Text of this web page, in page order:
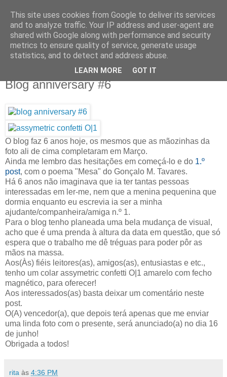
IN MY POCKET
all the things and people that i bring along with me everyday
Blog anniversary #6
O blog faz 6 anos hoje, os mesmos que as mãozinhas da
foto ali de cima completaram em Março.
Ainda me lembro das hesitações em começá-lo e do 1.º
post, com o poema "Mesa" do Gonçalo M. Tavares.
Há 6 anos não imaginava que ia ter tantas pessoas
interessadas em ler-me, nem que a menina pequenina que
dormia enquanto eu escrevia ia ser a minha
ajudante/companheira/amiga n.º 1.
Para o blog tenho planeada uma bela mudança de visual,
acho que é uma prenda à altura da data em questão, que só
espera que o trabalho me dê tréguas para poder pôr as
mãos na massa.
Aos(Às) fiéis leitores(as), amigos(as), entusiastas e etc.,
tenho um colar assymetric confetti O|1 amarelo com fecho
magnético, para oferecer!
Aos interessados(as) basta deixar um comentário neste
post.
O(A) vencedor(a), que depois terá apenas que me enviar
uma linda foto com o presente, será anunciado(a) no dia 16
de junho!
Obrigada a todos!
rita às 4:36 PM
This site uses cookies from Google to deliver its services
and to analyze traffic. Your IP address and user-agent are
shared with Google along with performance and security
metrics to ensure quality of service, generate usage
statistics, and to detect and address abuse.
LEARN MORE GOT IT